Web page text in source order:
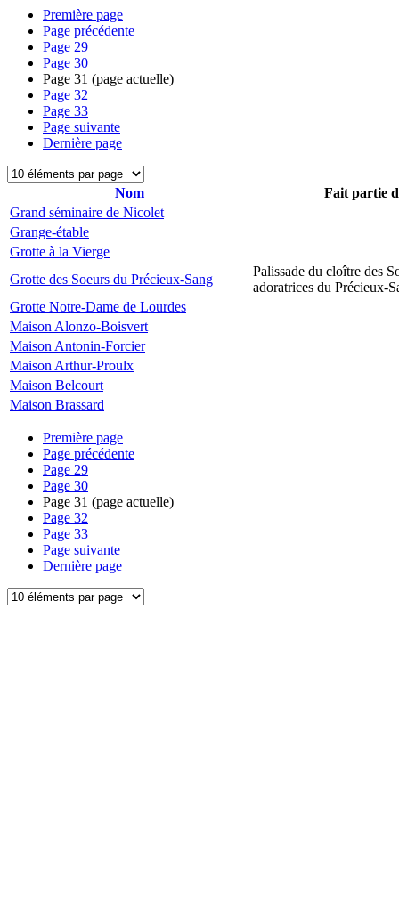
Première page
Page précédente
Page 29
Page 30
Page 31 (page actuelle)
Page 32
Page 33
Page suivante
Dernière page
Nom
Fait partie
Grand séminaire de Nicolet
Grange-étable
Grotte à la Vierge
Grotte des Soeurs du Précieux-Sang
Palissade du cloître des
adoratrices du Précieux-
Grotte Notre-Dame de Lourdes
Maison Alonzo-Boisvert
Maison Antonin-Forcier
Maison Arthur-Proulx
Maison Belcourt
Maison Brassard
Première page
Page précédente
Page 29
Page 30
Page 31 (page actuelle)
Page 32
Page 33
Page suivante
Dernière page